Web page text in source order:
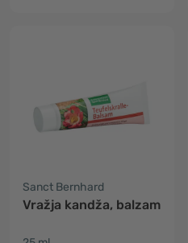
Sanct Bernhard
Vražja kandža, balzam